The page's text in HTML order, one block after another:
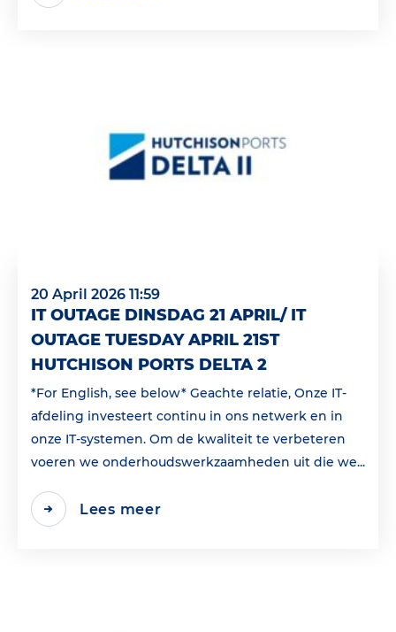
20 April 2026 11:59
IT OUTAGE DINSDAG 21 APRIL/ IT
OUTAGE TUESDAY APRIL 21ST
HUTCHISON PORTS DELTA 2
*For English, see below* Geachte relatie, Onze IT-
afdeling investeert continu in ons netwerk en in
onze IT-systemen. Om de kwaliteit te verbeteren
voeren we onderhoudswerkzaamheden uit die we...
Lees meer